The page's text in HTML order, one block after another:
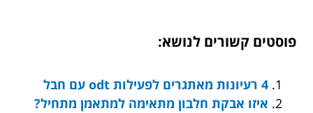
פוסטים קשורים לנושא:
4 רעיונות מאתגרים לפעילות odt עם חבל
איזו אבקת חלבון מתאימה למתאמן מתחיל?